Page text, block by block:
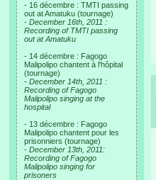
- 16 décembre : TMTI passing
out at Amatuku (tournage)
- December 16th, 2011 :
Recording of TMTI passing
out at Amatuku
- 14 décembre : Fagogo
Malipolipo chantent à l'hôpital
(tournage)
- December 14th, 2011 :
Recording of Fagogo
Malipolipo singing at the
hospital
- 13 décembre : Fagogo
Malipolipo chantent pour les
prisonniers (tournage)
- December 13th, 2011:
Recording of Fagogo
Malipolipo singing for
prisoners